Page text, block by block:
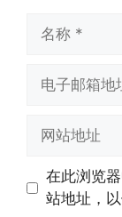
址
址
在此浏览
站地址，